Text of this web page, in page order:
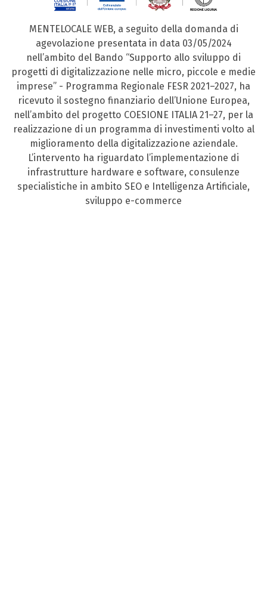
MENTELOCALE WEB, a seguito della domanda di
agevolazione presentata in data 03/05/2024
nell’ambito del Bando “Supporto allo sviluppo di
progetti di digitalizzazione nelle micro, piccole e medie
imprese” - Programma Regionale FESR 2021–2027, ha
ricevuto il sostegno finanziario dell’Unione Europea,
nell’ambito del progetto COESIONE ITALIA 21–27, per la
realizzazione di un programma di investimenti volto al
miglioramento della digitalizzazione aziendale.
L’intervento ha riguardato l’implementazione di
infrastrutture hardware e software, consulenze
specialistiche in ambito SEO e Intelligenza Artificiale,
sviluppo e-commerce